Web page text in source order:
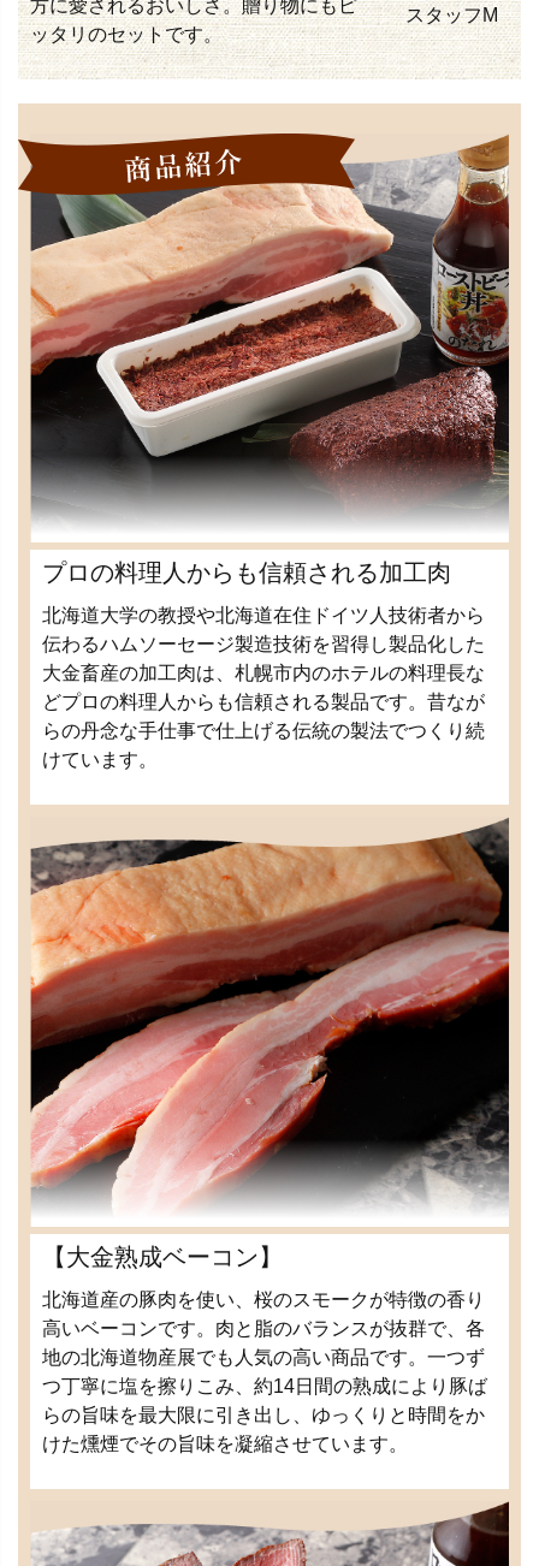
方に愛されるおいしさ。贈り物にもピ
ッタリのセットです。
スタッフM
プロの料理人からも信頼される加工肉
北海道大学の教授や北海道在住ドイツ人技術者から
伝わるハムソーセージ製造技術を習得し製品化した
大金畜産の加工肉は、札幌市内のホテルの料理長な
どプロの料理人からも信頼される製品です。昔なが
らの丹念な手仕事で仕上げる伝統の製法でつくり続
けています。
【大金熟成ベーコン】
北海道産の豚肉を使い、桜のスモークが特徴の香り
高いベーコンです。肉と脂のバランスが抜群で、各
地の北海道物産展でも人気の高い商品です。一つず
つ丁寧に塩を擦りこみ、約14日間の熟成により豚ば
らの旨味を最大限に引き出し、ゆっくりと時間をか
けた燻煙でその旨味を凝縮させています。